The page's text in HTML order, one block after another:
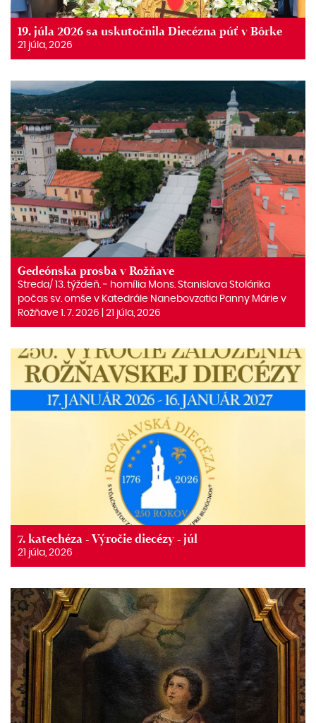
19. júla 2026 sa uskutočnila Diecézna púť v Bôrke
21 júla, 2026
Gedeónska prosba v Rožňave
Streda/ 13. týždeň. ‒ homília Mons. Stanislava Stolárika
počas sv. omše v Katedrále Nanebovzatia Panny Márie v
Rožňave 1. 7. 2026 | 21 júla, 2026
7. katechéza - Výročie diecézy - júl
21 júla, 2026